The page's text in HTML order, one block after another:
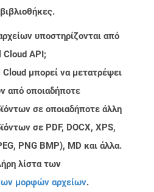
υποστηρίζονται από
Cloud API;
μπορεί να μετατρέψει
από οποιαδήποτε
σε οποιαδήποτε άλλη
σε PDF, DOCX, XPS,
PNG BMP), MD και άλλα.
λίστα των
μορφών αρχείων.